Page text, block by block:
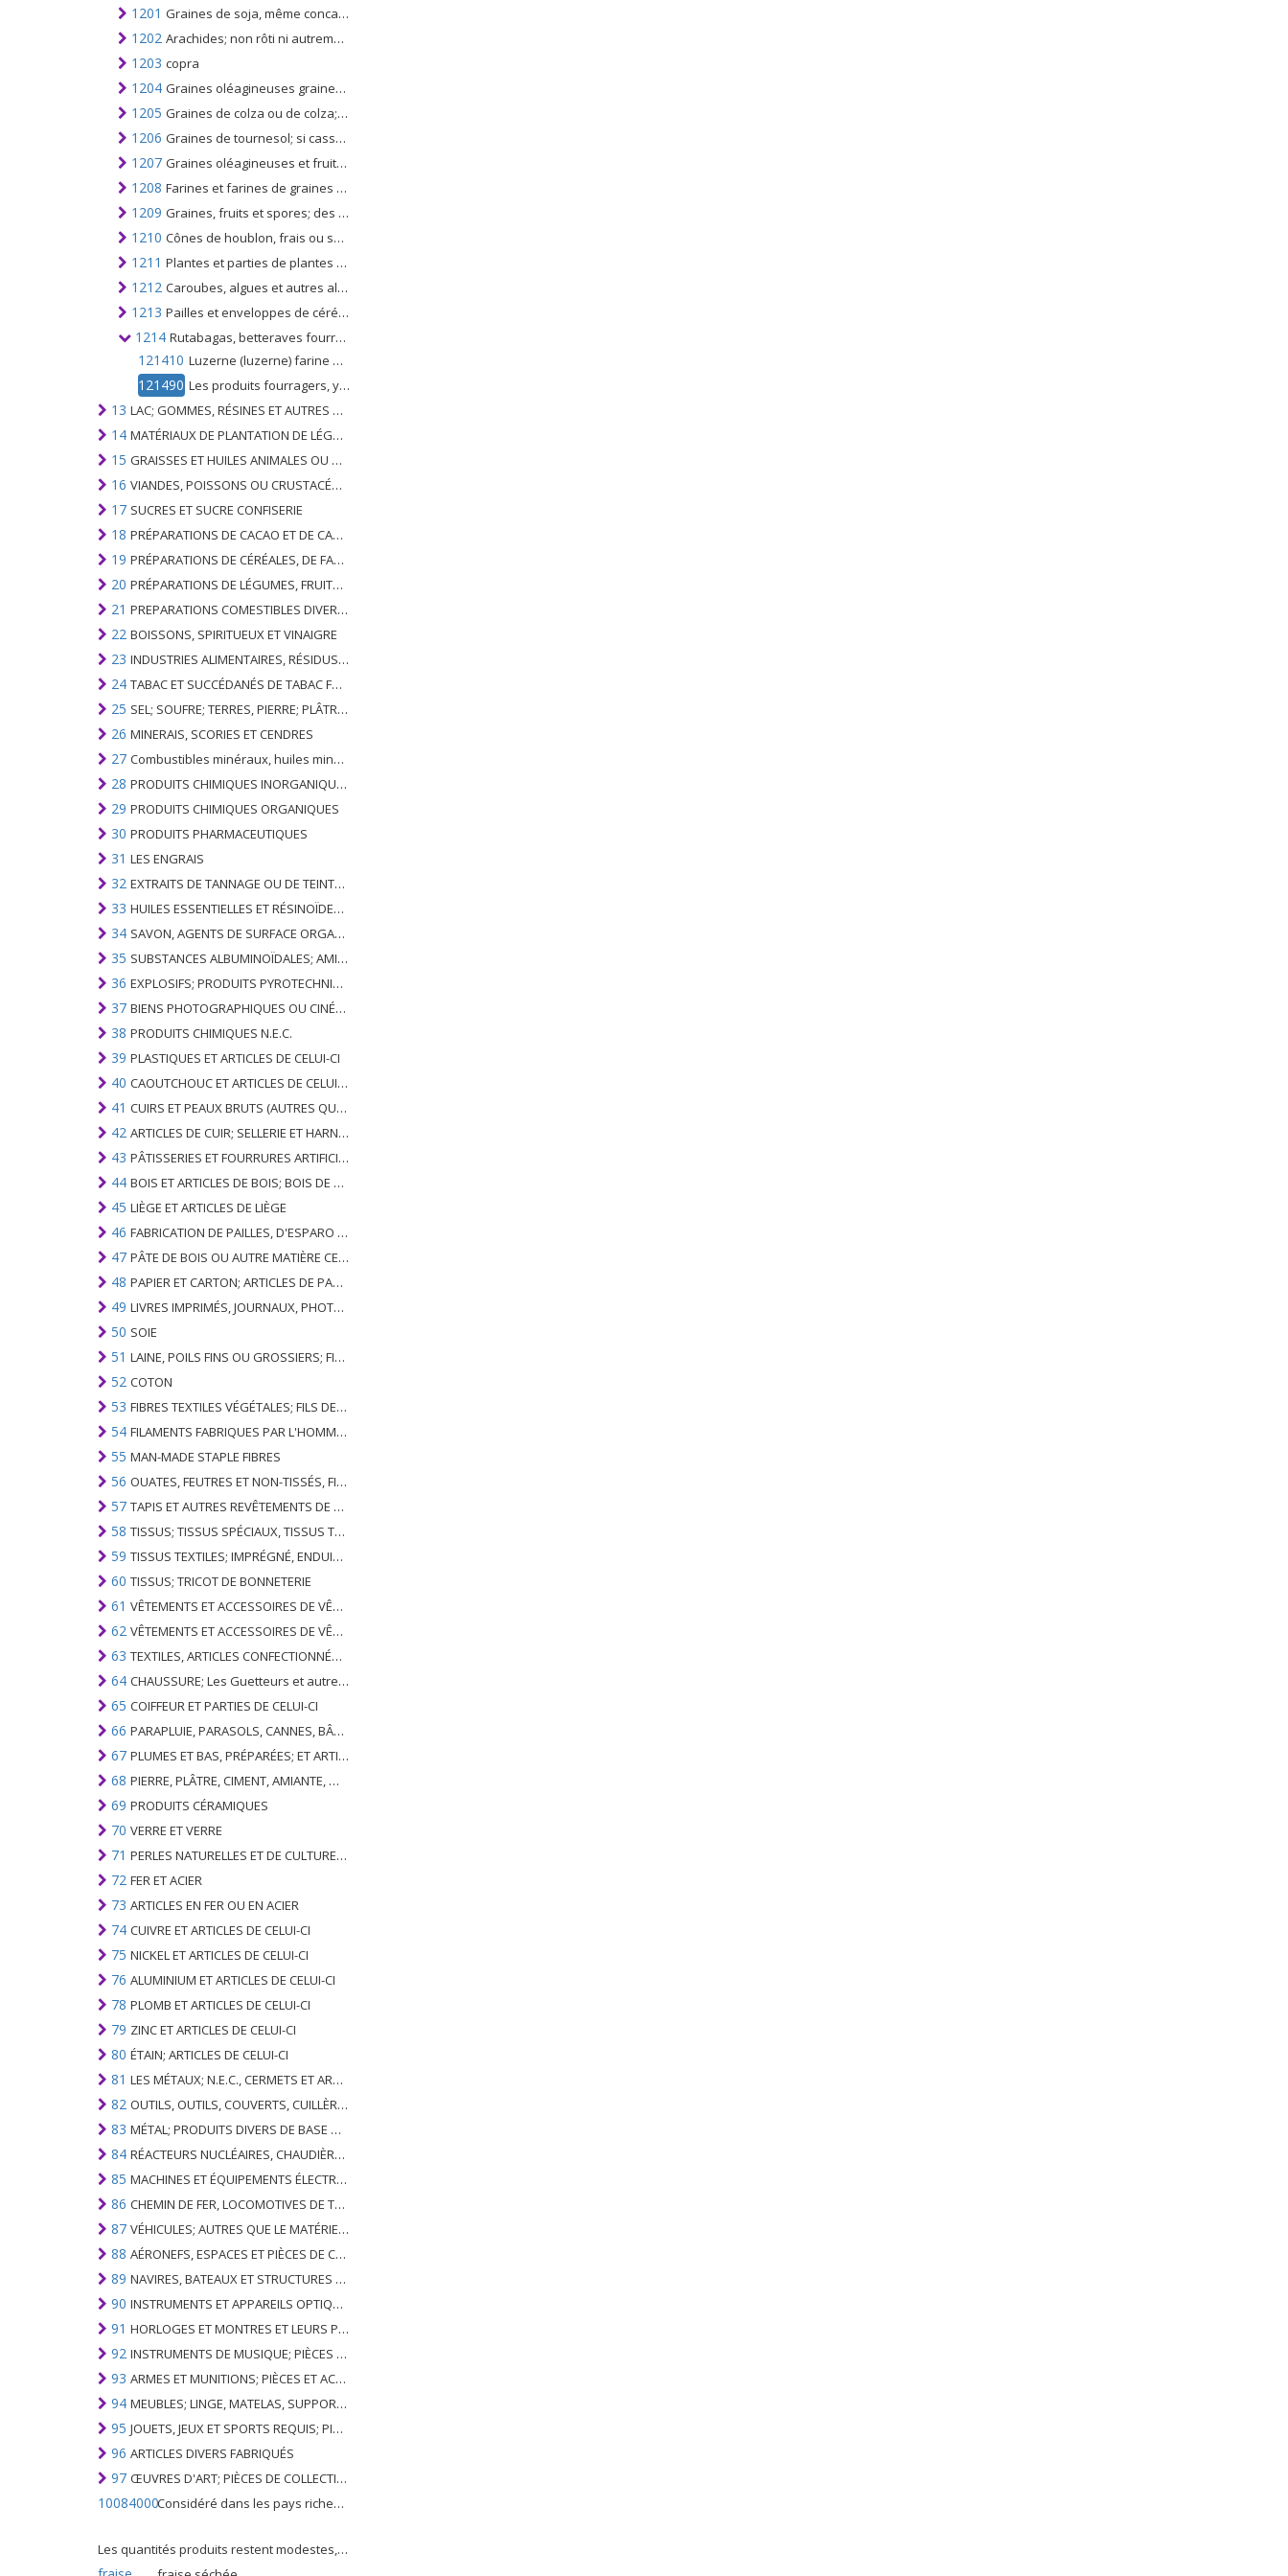
1201 Graines de soja, même concassées
1202 Arachides; non rôti ni autrement cuit, même décortiqué ou cassé
1203 copra
1204 Graines oléagineuses graines de lin, même concassées
1205 Graines de colza ou de colza; si cassé ou non
1206 Graines de tournesol; si cassé ou non
1207 Graines oléagineuses et fruits oléagineux, n.c.a. au chapitre 12; si cassé ou non
1208 Farines et farines de graines oléagineuses ou de fruits oléagineux; autres que ceux de la moutarde
1209 Graines, fruits et spores; des types utilisés pour l'ensemencement
1210 Cônes de houblon, frais ou secs, même broyés, moulus ou sous forme de pellets; lupuline
1211 Plantes et parties de plantes (y compris les graines et fruits) des espèces utilisées principalement en parfumerie, en pharmacie ou à usage insecticide, fongicide ou similaire, fraîches, réfrigérées, congelées ou séchées, même coupées, concassées ou pulvérisées
1212 Caroubes, algues et autres algues, betteraves sucrières, cannes à sucre, fraîches, réfrigérées, congelées ou séchées, même pulvérisées; les noyaux de fruits, les amandes et autres produits végétaux (y compris les racines de chicorée non torréfiées) utilisés principalement pour la consommation humaine, n.c.a.
1213 Pailles et enveloppes de céréales, non préparées; même haché, moulu, pressé ou sous forme de pellets
1214 Rutabagas, betteraves fourragères, racines fourragères, foin, luzerne, trèfle, sainfoin, choux fourragers, lupin, vesces et produits fourragers similaires, même agglomérés sous forme de pellets
121410 Luzerne (luzerne) farine et granulés
121490 Les produits fourragers, y compris les rutabagas, les betteraves fourragères, les racines fourragères, le foin, le sainfoin, le trèfle, le chou fourrager, les lupins, les vesces, etc., granulés ou autrement
13 LAC; GOMMES, RÉSINES ET AUTRES SUCS ET EXTRAITS VÉGÉTAUX
14 MATÉRIAUX DE PLANTATION DE LÉGUMES; PRODUITS VÉGÉTAUX NON DÉNOMMÉS NI COMPRIS AILLEURS
15 GRAISSES ET HUILES ANIMALES OU VÉGÉTALES ET LEURS PRODUITS DE CLIVAGE; GRAISSES ANIMALES PRÉPARÉES; CIRES ANIMALES OU VÉGÉTALES
16 VIANDES, POISSONS OU CRUSTACÉS, MOLLUSQUES OU AUTRES INVERTÉBRÉS AQUATIQUES; PRÉPARATIONS DE CELLES-CI
17 SUCRES ET SUCRE CONFISERIE
18 PRÉPARATIONS DE CACAO ET DE CACAO
19 PRÉPARATIONS DE CÉRÉALES, DE FARINES, D'AMIDONS OU DE LAIT; PRODUITS DE PATISSERIE
20 PRÉPARATIONS DE LÉGUMES, FRUITS, NOIX OU AUTRES PARTIES DE PLANTES
21 PREPARATIONS COMESTIBLES DIVERSES
22 BOISSONS, SPIRITUEUX ET VINAIGRE
23 INDUSTRIES ALIMENTAIRES, RÉSIDUS ET DÉCHETS DE CELLES-CI; FOURRAGE ANIMAL PRÉPARÉ
24 TABAC ET SUCCÉDANÉS DE TABAC FABRIQUÉS
25 SEL; SOUFRE; TERRES, PIERRE; PLÂTRES, CHAUX ET CIMENT
26 MINERAIS, SCORIES ET CENDRES
27 Combustibles minéraux, huiles minérales et produits de leur distillation; SUBSTANCES BITUMINEUSES; CIRES MINÉRALES
28 PRODUITS CHIMIQUES INORGANIQUES; COMPOSÉS ORGANIQUES ET INORGANIQUES DE MÉTAUX PRÉCIEUX; DE MÉTAUX DES TERRES RARES, D'ÉLÉMENTS RADIOACTIFS ET D'ISOTOPES
29 PRODUITS CHIMIQUES ORGANIQUES
30 PRODUITS PHARMACEUTIQUES
31 LES ENGRAIS
32 EXTRAITS DE TANNAGE OU DE TEINTURE; TANINS ET LEURS DERIVES; COLORANTS, PIGMENTS ET AUTRES MATIERES COLORANTES; PEINTURES, VERNIS; MASTIC, AUTRES MASTIQUES; ENCRES
33 HUILES ESSENTIELLES ET RÉSINOÏDES; PARFUMERIE, PRÉPARATIONS COSMÉTIQUES OU DE TOILETTE
34 SAVON, AGENTS DE SURFACE ORGANIQUES; LAVAGE, LUBRIFICATION, POLISSAGE OU PRÉPARATION À L'ÉPURATION; CIRES ARTIFICIELLES OU PRÉPARÉES, BOUGIES ET ARTICLES SIMILAIRES, PÂTES À MODÉLISER, CIRES DENTAIRES ET PRÉPARATIONS DENTAIRES À BASE DE PLÂTRE
35 SUBSTANCES ALBUMINOÏDALES; AMIDONS MODIFIÉS; GLUES; ENZYMES
36 EXPLOSIFS; PRODUITS PYROTECHNIQUES; ALLUMETTES; ALLIAGES PYROPHORIQUES; CERTAINES PRÉPARATIONS COMBUSTIBLES
37 BIENS PHOTOGRAPHIQUES OU CINÉMATOGRAPHIQUES
38 PRODUITS CHIMIQUES N.E.C.
39 PLASTIQUES ET ARTICLES DE CELUI-CI
40 CAOUTCHOUC ET ARTICLES DE CELUI-CI
41 CUIRS ET PEAUX BRUTS (AUTRES QUE PÂTEAUX) ET CUIR
42 ARTICLES DE CUIR; SELLERIE ET ​​HARNAIS; ARTICLES DE VOYAGE, SACS À MAIN ET RÉCIPIENTS ANALOGUES; ARTICLES DE GUT ANIMAL (AUTRE QUE GUT DE SOIE-VERT)
43 PÂTISSERIES ET FOURRURES ARTIFICIELLES; FABRICATION DE CELLES-CI
44 BOIS ET ARTICLES DE BOIS; BOIS DE CHARBON
45 LIÈGE ET ARTICLES DE LIÈGE
46 FABRICATION DE PAILLES, D'ESPARO OU D'AUTRES MATÉRIAUX DE COULÉE; BASKETWARE ET WICKERWORK
47 PÂTE DE BOIS OU AUTRE MATIÈRE CELLULOSIQUE FIBREUSE; PAPIER OU CARTON RÉCUPÉRÉ (DÉCHETS ET DÉCHETS)
48 PAPIER ET CARTON; ARTICLES DE PATE A PAPIER, DE PAPIER OU DE CARTON
49 LIVRES IMPRIMÉS, JOURNAUX, PHOTOS ET AUTRES PRODUITS DE L'INDUSTRIE DE L'IMPRIMERIE; MANUSCRITS, TYPESCRIPTS ET PLANS
50 SOIE
51 LAINE, POILS FINS OU GROSSIERS; FIL DE CHEVAL ET TISSU TISSÉ
52 COTON
53 FIBRES TEXTILES VÉGÉTALES; FILS DE PAPIER ET TISSUS DE FILS DE PAPIER
54 FILAMENTS FABRIQUES PAR L'HOMME; BANDES ET SIMILAIRES DE MATIERES TEXTILES SYNTHETIQUES
55 MAN-MADE STAPLE FIBRES
56 OUATES, FEUTRES ET NON-TISSÉS, FILS SPÉCIAUX; FICELLES, CORDES, CORDES, CÂBLES ET ARTICLES ASSOCIÉS
57 TAPIS ET AUTRES REVÊTEMENTS DE SOLS TEXTILES
58 TISSUS; TISSUS SPÉCIAUX, TISSUS TEXTILES TUFTED, DENTELLE, TAPISSERIES, GARNITURES, BRODERIES
59 TISSUS TEXTILES; IMPRÉGNÉ, ENDUIT, COUVERT OU LAMINÉ; ARTICLES TEXTILES D'UN TYPE ADAPTÉ À L'USAGE INDUSTRIEL
60 TISSUS; TRICOT DE BONNETERIE
61 VÊTEMENTS ET ACCESSOIRES DE VÊTEMENTS; TRICOT DE BONNETERIE
62 VÊTEMENTS ET ACCESSOIRES DE VÊTEMENTS; NON BONNETERIE
63 TEXTILES, ARTICLES CONFECTIONNÉS; SETS; VÊTEMENTS PORTÉS ET ARTICLES TEXTILES USÉS; RAGS
64 CHAUSSURE; Les Guetteurs et autres; PARTIES DE CES ARTICLES
65 COIFFEUR ET PARTIES DE CELUI-CI
66 PARAPLUIE, PARASOLS, CANNES, BÂTONNETS, FOUETS, PLANTES DE CONDUITE; ET LEURS PARTIES
67 PLUMES ET BAS, PRÉPARÉES; ET ARTICLES EN PLUME OU EN BAS; FLEURS ARTIFICIELLES; ARTICLES DE CHEVEUX HUMAINS
68 PIERRE, PLÂTRE, CIMENT, AMIANTE, MICA OU MATÉRIEL SIMILAIRE; ARTICLES DE CELUI-CI
69 PRODUITS CÉRAMIQUES
70 VERRE ET VERRE
71 PERLES NATURELLES ET DE CULTURE; PIERRES PRÉCIEUSES, SEMI-PRÉCIEUSES; MÉTAUX PRÉCIEUX, PLAQUÉS OU DOUBLÉS DE MÉTAUX PRÉCIEUX ET OUVRAGES EN CES MATIÈRES; IMITATION BIJOUTERIE; PIÈCE DE MONNAIE
72 FER ET ACIER
73 ARTICLES EN FER OU EN ACIER
74 CUIVRE ET ARTICLES DE CELUI-CI
75 NICKEL ET ARTICLES DE CELUI-CI
76 ALUMINIUM ET ARTICLES DE CELUI-CI
78 PLOMB ET ARTICLES DE CELUI-CI
79 ZINC ET ARTICLES DE CELUI-CI
80 ÉTAIN; ARTICLES DE CELUI-CI
81 LES MÉTAUX; N.E.C., CERMETS ET ARTICLES DE CELUI-CI
82 OUTILS, OUTILS, COUVERTS, CUILLÈRES ET FOURCHES DE MÉTAUX DE BASE; PARTIES DE CELLES-CI, EN METAL DE BASE
83 MÉTAL; PRODUITS DIVERS DE BASE METAL
84 RÉACTEURS NUCLÉAIRES, CHAUDIÈRES, MACHINES ET APPAREILS MÉCANIQUES; PARTIES DE CELLES-CI
85 MACHINES ET ÉQUIPEMENTS ÉLECTRIQUES ET LEURS PARTIES; ENREGISTREURS ET REPRODUCTEURS SONORES; APPAREILS D'ENREGISTREMENT OU DE REPRODUCTION DES IMAGES ET DU SON EN TÉLÉVISION, PIÈCES ET ACCESSOIRES DE TELS ARTICLES
86 CHEMIN DE FER, LOCOMOTIVES DE TRAMWAY, MATÉRIEL ROULANT ET LEURS PARTIES; RACCORDS DE CHEMIN DE FER OU DE TRAMWAY ET RACCORDS ET PIÈCES DE CELLES-CI; ÉQUIPEMENT DE SIGNALISATION DE TRAFIC MÉCANIQUE (Y COMPRIS ÉLECTRO-MÉCANIQUE) DE TOUS TYPES
87 VÉHICULES; AUTRES QUE LE MATÉRIEL ROULANT DE CHEMIN DE FER OU DE TRAMWAY, ET LEURS PIÈCES ET ACCESSOIRES
88 AÉRONEFS, ESPACES ET PIÈCES DE CELUI-CI
89 NAVIRES, BATEAUX ET STRUCTURES FLOTTANTES
90 INSTRUMENTS ET APPAREILS OPTIQUES, PHOTOGRAPHIQUES, CINÉMATOGRAPHIQUES, DE MESURE, DE CONTRÔLE, DE MÉDECINE OU DE CHIRURGIE; PIÈCES ET ACCESSOIRES
91 HORLOGES ET MONTRES ET LEURS PARTIES
92 INSTRUMENTS DE MUSIQUE; PIÈCES ET ACCESSOIRES DE TELS ARTICLES
93 ARMES ET MUNITIONS; PIÈCES ET ACCESSOIRES DE CELLES-CI
94 MEUBLES; LINGE, MATELAS, SUPPORTS DE MATELAS, COUSSINS ET AMEUBLEMENT SIMILAIRE FARCI; LAMPES ET RACCORDS D'ÉCLAIRAGE, N.E.C .; SIGNES LUMINEUSES, PLAQUES DE NOMS LUMINEUSES ET SIMILAIRES; BÂTIMENTS PRÉFABRIQUÉS
95 JOUETS, JEUX ET SPORTS REQUIS; PIÈCES ET ACCESSOIRES DE CELLES-CI
96 ARTICLES DIVERS FABRIQUÉS
97 ŒUVRES D'ART; PIÈCES DE COLLECTION ET ANTIQUITÉS
10084000Considéré dans les pays riches comme une "céréale mineure", le fonio blanc est une graminée de la famille des poaceae cultivée pour ses graines dans certaines régions d'Afrique.
Les quantités produits restent modestes, mais cette plante présente malgré tout de nombreuses qualités. Elle est utilisé dans l'alimentation humaine et entre dans la préparation de nombreuses recettes traditionnelles africaines comme le couscous, la bouillie, les boulettes, les beignets et même le pain.